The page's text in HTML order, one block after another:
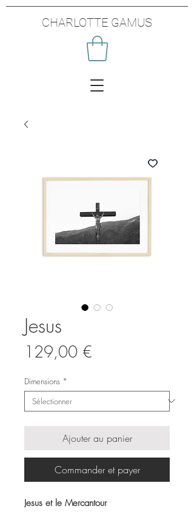
CHARLOTTE GAMUS
Jesus
129,00 €
Dimensions *
Ajouter au panier
Commander et payer
Jesus et le Mercantour